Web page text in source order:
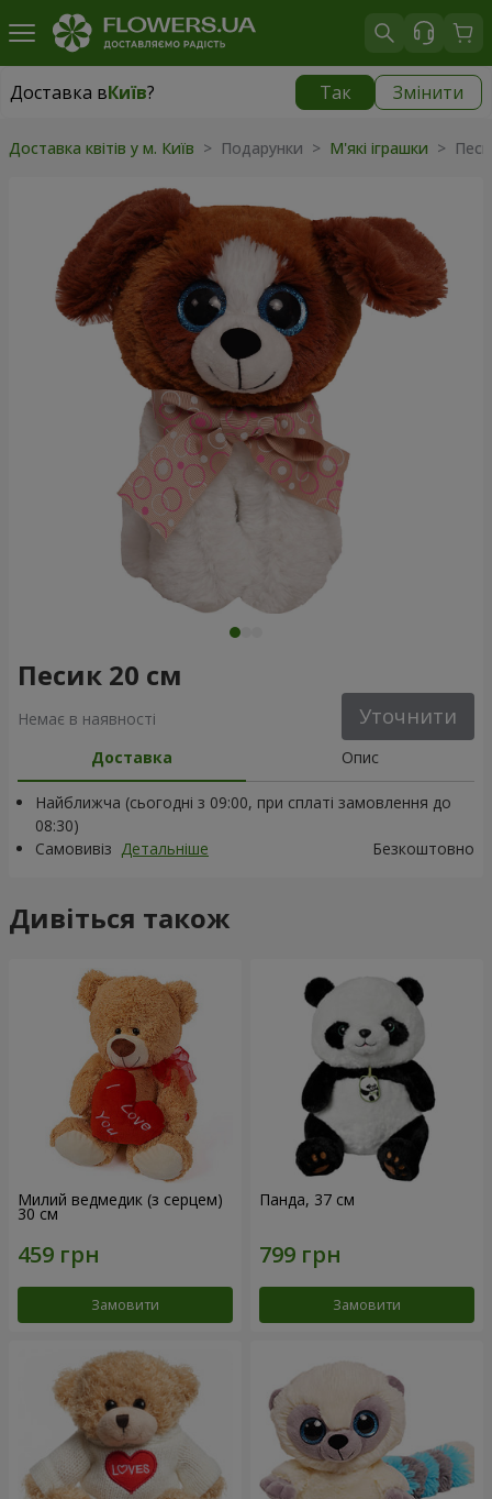
Доставка вКиїв? Так Змінити
Доставка вКиїв
Доставка квітів у м. Київ > Подарунки > М'які іграшки >
Песик 20 см
Немає в наявності Уточнити
Доставка Опис
Найближча (сьогодні з 09:00, при сплаті замовлення до
08:30)
Самовивіз Детальніше Безкоштовно
Дивіться також
Милий ведмедик (з серцем)
30 см
Замовити
Панда, 37 см
Замовити